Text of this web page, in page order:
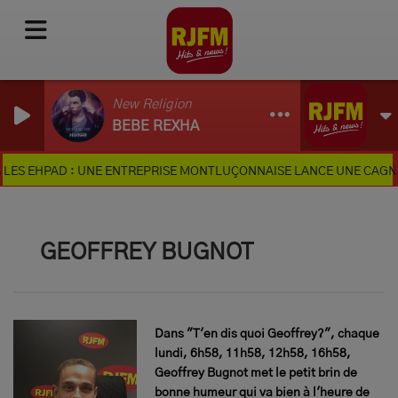
New Religion
BEBE REXHA
: UNE ENTREPRISE MONTLUÇONNAISE LANCE UNE
GEOFFREY BUGNOT
Dans "T'en dis quoi Geoffrey?", chaque
lundi, 6h58, 11h58, 12h58, 16h58,
Geoffrey Bugnot met le petit brin de
bonne humeur qui va bien à l'heure de